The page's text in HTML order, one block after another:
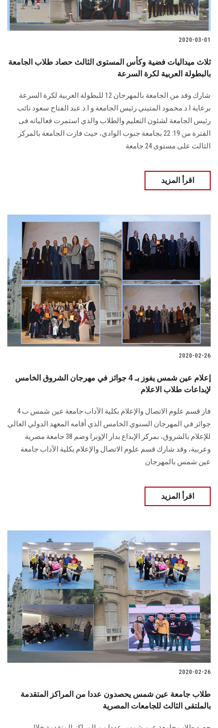
2020-03-01
ثلاث ميداليات فضية وكأس المستوى الثالث حصاد طلاب الجامعة
بالبطولة العربية لكرة السرعة
شارك وفد من الجامعة بالمهرجان 12 للبطولة العربية لكرة السرعة
برعاية ا.د.محمود المتيني رئيس الجامعة و ا.د.عبد الفتاح سعود نائب
رئيس الجامعة لشئون التعليم والطلاب والذي استمرت فعالياته فى
الفترة من 19: 22 بجامعة جنوب الوادي، حيث فازت الجامعة بالمركز
الثالث على مستوى 24 جامعة
اقرأ المزيد
2020-02-26
إعلام عين شمس يفوز بـ 4 جوائز في مهرجان الشروق الخامس
لإبداعات طلاب الاعلام
فاز قسم علوم الاتصال والإعلام بكلية الآداب جامعة عين شمس ب 4
جوائز في المهرجان السنوي الخامس الذي أقامه المعهد الدولي العالي
للإعلام بالشروق، بمركز الإبداع بدار الإوبرا وضم 38 جامعة مصرية
وعربية، وقد شارك قسم علوم الاتصال والإعلام بكلية الآداب جامعة
عين شمس بالمهرجان
اقرأ المزيد
2020-02-26
طلاب جامعة عين شمس يحصدون عددا من المراكز المتقدمة
بالملتقى الثالث للجامعات المصرية